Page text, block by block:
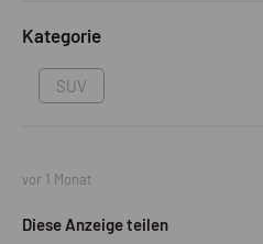
Kategorie
SUV
vor 1 Monat
Diese Anzeige teilen